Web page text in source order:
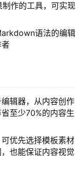
作的工具，可实现
语法的编辑
辑器，从内容创作
至少70%的内容生
优先选择模板素材
也能保证内容视觉